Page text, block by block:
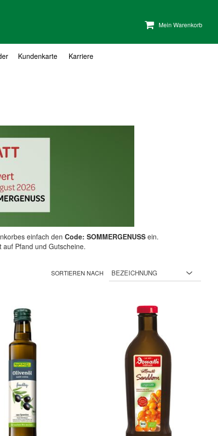
Mein Warenkorb
Kundenkarte Karriere
einfach den Code: SOMMERGENUSSein.
Pfand und Gutscheine.
SORTIEREN NACH